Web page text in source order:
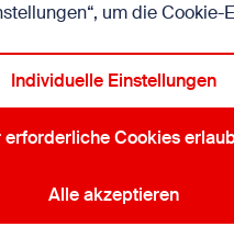
Bereich “Kinder”
um die
Individuelle Einstellungen
erforderliche Cookies
Alle akzeptieren